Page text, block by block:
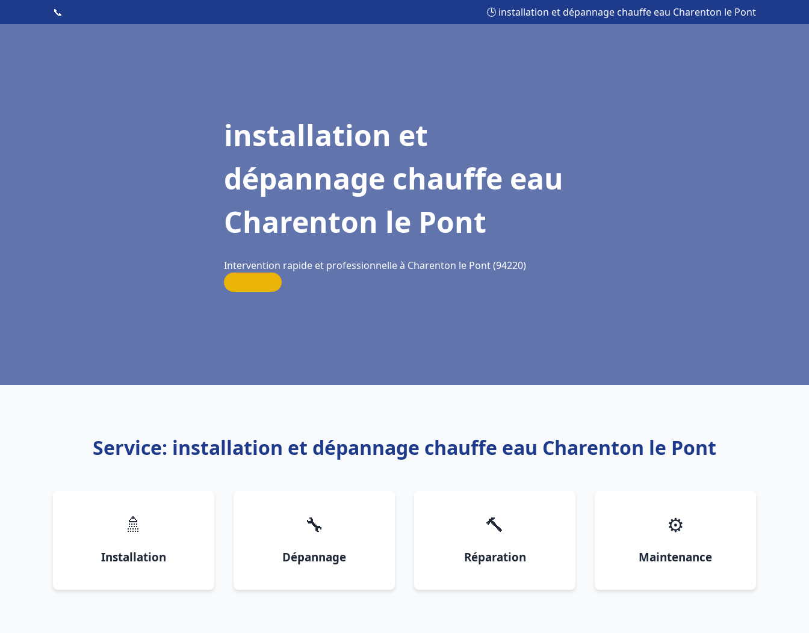
📞 🕒 installation et dépannage chauffe eau Charenton le Pont
installation et
dépannage chauffe eau
Charenton le Pont
Intervention rapide et professionnelle à Charenton le Pont (94220)
Service: installation et dépannage chauffe eau Charenton le Pont
🚿
Installation
🔧
Dépannage
🔨
Réparation
⚙️
Maintenance